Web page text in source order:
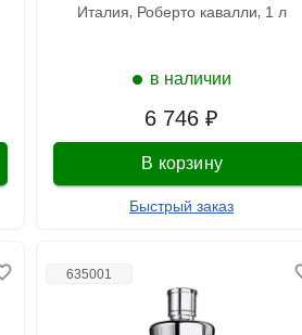
6 746 ₽
италия роберто кавалли 1 л
В корзину
Быстрый заказ
в наличии
635001